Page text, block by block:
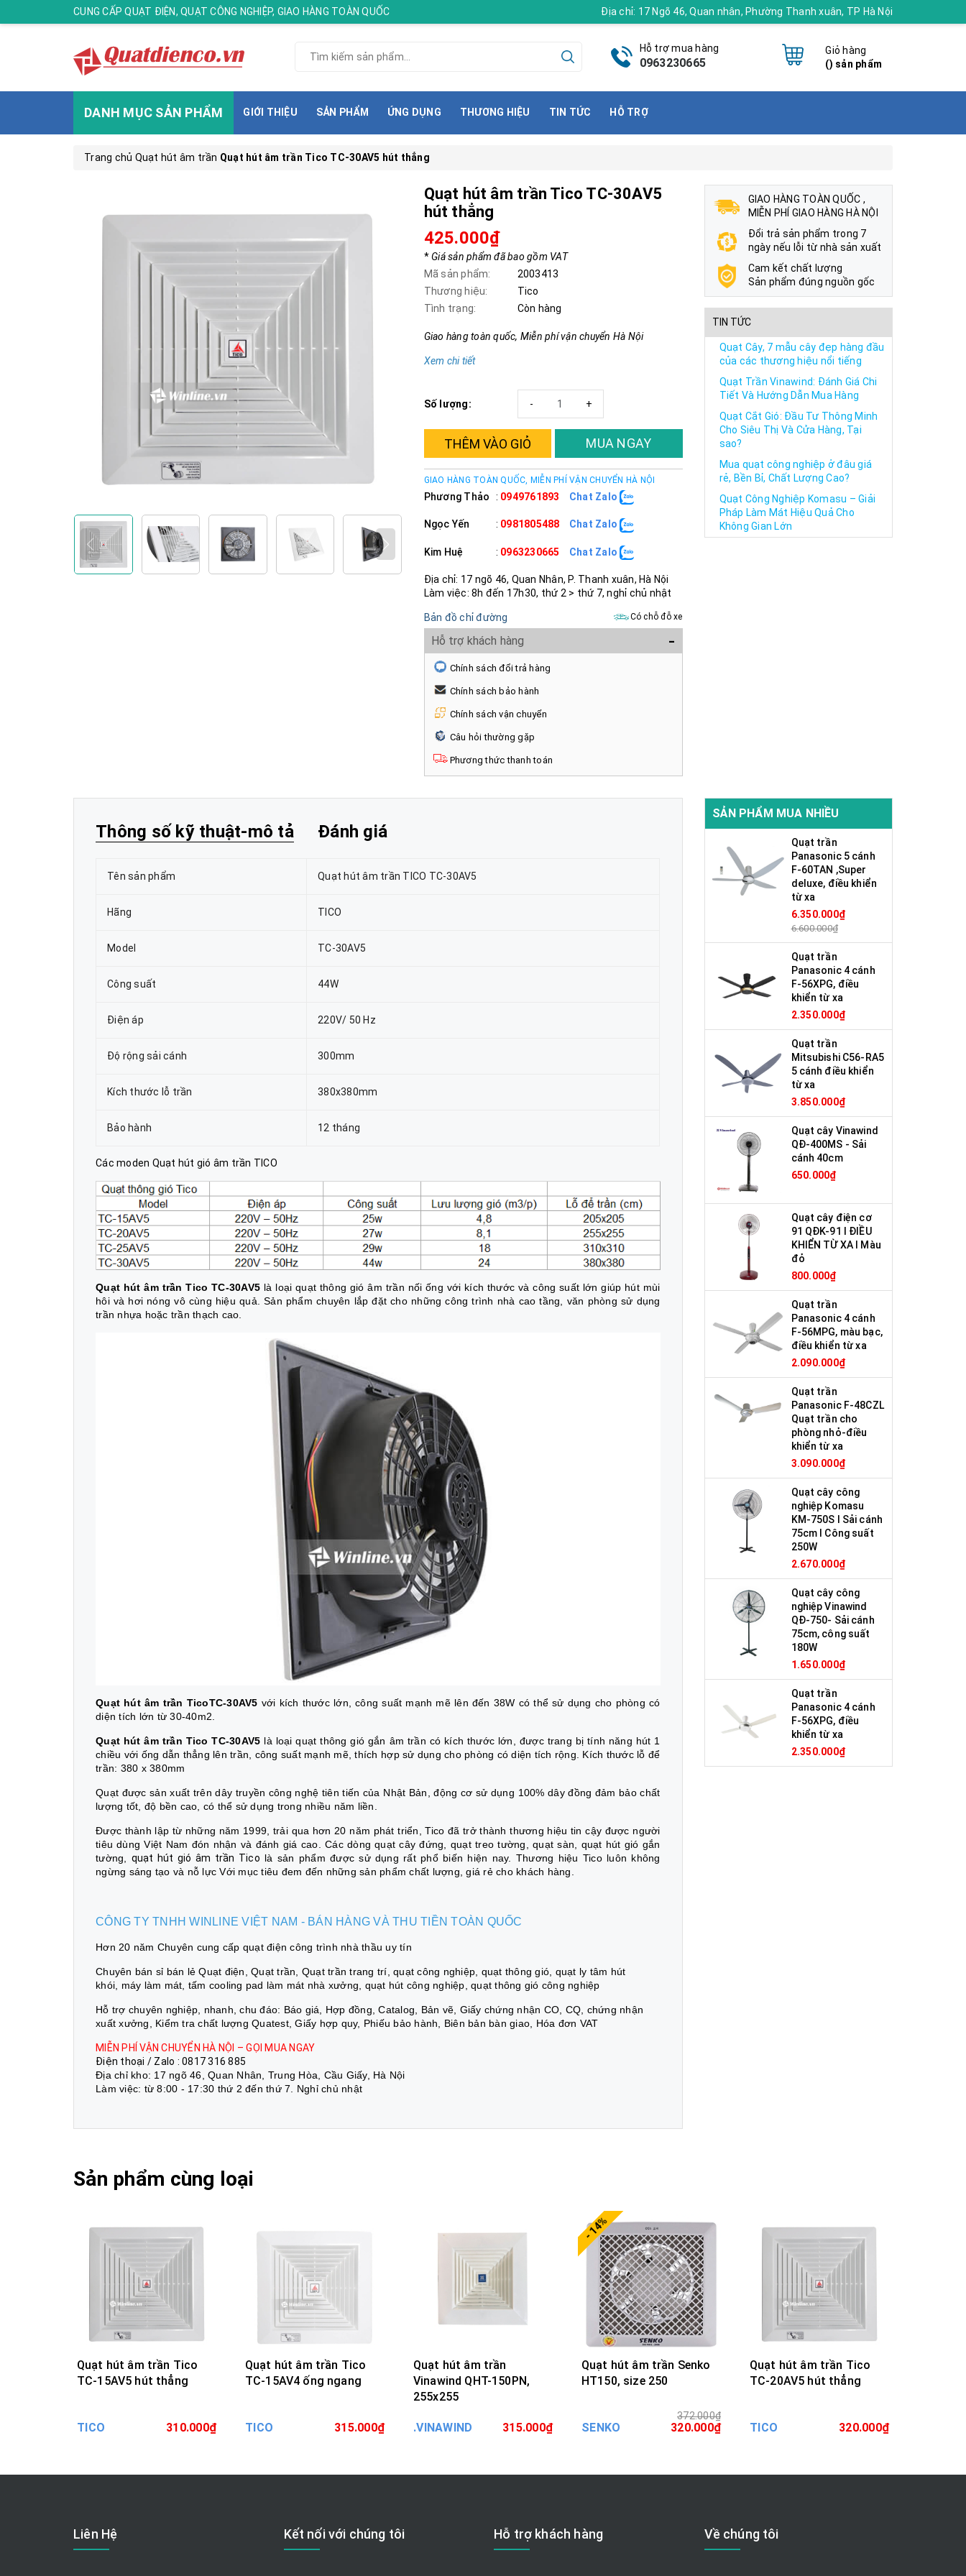
CUNG CẤP QUẠT ĐIỆN, QUẠT CÔNG NGHIỆP, GIAO HÀNG TOÀN QUỐC Địa chỉ: 17 Ngõ 46, Quan nhân, Phường Thanh xuân, TP Hà Nội
Hỗ trợ mua hàng
0963230665
Giỏ hàng
() sản phẩm
DANH MỤC SẢN PHẨM GIỚI THIỆU SẢN PHẨM ỨNG DỤNG THƯƠNG HIỆU TIN TỨC HỖ TRỢ
Trang chủ Quạt hút âm trần Quạt hút âm trần Tico TC-30AV5 hút thẳng
Quạt hút âm trần Tico TC-30AV5
hút thẳng
425.000₫
*Giá sản phẩm đã bao gồm VAT
Mã sản phẩm:
2003413
Thương hiệu:
Tico
Tình trạng:
Còn hàng
Giao hàng toàn quốc, Miễn phí vận chuyển Hà Nội
Xem chi tiết
Số lượng: +
-
THÊM VÀO GIỎ MUA NGAY
GIAO HÀNG TOÀN QUỐC, MIỄN PHÍ VẬN CHUYỂN HÀ NỘI
Phương Thảo : 0949761893 Chat Zalo
Ngọc Yến : 0981805488 Chat Zalo
Kim Huệ : 0963230665 Chat Zalo
Địa chỉ: 17 ngõ 46, Quan Nhân, P. Thanh xuân, Hà Nội
Làm việc: 8h đến 17h30, thứ 2 > thứ 7, nghỉ chủ nhật
Bản đồ chỉ đường Có chỗ đỗ xe
Hỗ trợ khách hàng -
Chính sách đổi trả hàng
Chính sách bảo hành
Chính sách vận chuyển
Câu hỏi thường gặp
Phương thức thanh toán
GIAO HÀNG TOÀN QUỐC ,
MIỄN PHÍ GIAO HÀNG HÀ NỘI
Đổi trả sản phẩm trong 7
ngày nếu lỗi từ nhà sản xuất
Cam kết chất lượng
Sản phẩm đúng nguồn gốc
TIN TỨC
Quạt Cây, 7 mẫu cây đẹp hàng đầu
của các thương hiệu nổi tiếng
Quạt Trần Vinawind: Đánh Giá Chi
Tiết Và Hướng Dẫn Mua Hàng
Quạt Cắt Gió: Đầu Tư Thông Minh
Cho Siêu Thị Và Cửa Hàng, Tại
sao?
Mua quạt công nghiệp ở đâu giá
rẻ, Bền Bỉ, Chất Lượng Cao?
Quạt Công Nghiệp Komasu – Giải
Pháp Làm Mát Hiệu Quả Cho
Không Gian Lớn
Thông số kỹ thuật-mô tả Đánh giá
Tên sản phẩm Quạt hút âm trần TICO TC-30AV5
Hãng TICO
Model TC-30AV5
Công suất 44W
Điện áp 220V/ 50 Hz
Độ rộng sải cánh 300mm
Kích thước lỗ trần 380x380mm
Bảo hành 12 tháng
Các moden Quạt hút gió âm trần TICO
Quạt hút âm trần Tico TC-30AV5 là loại quạt thông gió âm trần nối ống với kích thước và công suất lớn giúp hút mùi
hôi và hơi nóng vô cùng hiệu quả. Sản phẩm chuyên lắp đặt cho những công trình nhà cao tầng, văn phòng sử dụng
trần nhựa hoặc trần thạch cao.
Quạt hút âm trần TicoTC-30AV5 với kích thước lớn, công suất mạnh mẽ lên đến 38W có thể sử dụng cho phòng có
diện tích lớn từ 30-40m2.
Quạt hút âm trần Tico TC-30AV5 là loại quạt thông gió gắn âm trần có kích thước lớn, được trang bị tính năng hút 1
chiều với ống dẫn thẳng lên trần, công suất mạnh mẽ, thích hợp sử dụng cho phòng có diện tích rộng. Kích thước lỗ để
trần: 380 x 380mm
Quạt được sản xuất trên dây truyền công nghệ tiên tiến của Nhật Bản, động cơ sử dụng 100% dây đồng đảm bảo chất
lượng tốt, độ bền cao, có thể sử dụng trong nhiều năm liền.
Được thành lập từ những năm 1999, trải qua hơn 20 năm phát triển, Tico đã trở thành thương hiệu tin cậy được người
tiêu dùng Việt Nam đón nhận và đánh giá cao. Các dòng quạt cây đứng, quạt treo tường, quạt sàn, quạt hút gió gắn
tường,
quạt hút gió âm trần Tico là sản phẩm được sử dụng rất phổ biến hiện nay. Thương hiệu Tico luôn không
ngừng sáng tạo và nỗ lực Với mục tiêu đem đến những sản phẩm chất lượng, giá rẻ cho khách hàng.
CÔNG TY TNHH WINLINE VIỆT NAM - BÁN HÀNG VÀ THU TIỀN TOÀN QUỐC
Hơn 20 năm Chuyên cung cấp quạt điện công trình nhà thầu uy tín
Chuyên bán sỉ bán lẻ Quạt điện, Quạt trần, Quạt trần trang trí, quạt công nghiệp, quạt thông gió, quạt ly tâm hút
khói, máy làm mát, tấm cooling pad làm mát nhà xưởng, quạt hút công nghiệp, quạt thông gió công nghiệp
Hỗ trợ chuyên nghiệp, nhanh, chu đáo: Báo giá, Hợp đồng, Catalog, Bản vẽ, Giấy chứng nhận CO, CQ, chứng nhận
xuất xưởng, Kiểm tra chất lượng Quatest, Giấy hợp quy, Phiếu bảo hành, Biên bản bàn giao, Hóa đơn VAT
MIỄN PHÍ VẬN CHUYỂN HÀ NỘI – GỌI MUA NGAY
Điện thoại / Zalo : 0817 316 885
Địa chỉ kho: 17 ngõ 46, Quan Nhân, Trung Hòa, Cầu Giấy, Hà Nội
Làm việc: từ 8:00 - 17:30 thứ 2 đến thứ 7. Nghỉ chủ nhật
SẢN PHẨM MUA NHIỀU
Quạt trần
Panasonic 5 cánh
F-60TAN ,Super
deluxe, điều khiển
từ xa
6.350.000₫
6.600.000₫
Quạt trần
Panasonic 4 cánh
F-56XPG, điều
khiển từ xa
2.350.000₫
Quạt trần
Mitsubishi C56-RA5
5 cánh điều khiển
từ xa
3.850.000₫
Quạt cây Vinawind
QĐ-400MS - Sải
cánh 40cm
650.000₫
Quạt cây điện cơ
91 QĐK-91 I ĐIỀU
KHIỂN TỪ XA I Màu
đỏ
800.000₫
Quạt trần
Panasonic 4 cánh
F-56MPG, màu bạc,
điều khiển từ xa
2.090.000₫
Quạt trần
Panasonic F-48CZL
Quạt trần cho
phòng nhỏ-điều
khiển từ xa
3.090.000₫
Quạt cây công
nghiệp Komasu
KM-750S I Sải cánh
75cm I Công suất
250W
2.670.000₫
Quạt cây công
nghiệp Vinawind
QĐ-750- Sải cánh
75cm, công suất
180W
1.650.000₫
Quạt trần
Panasonic 4 cánh
F-56XPG, điều
khiển từ xa
2.350.000₫
Sản phẩm cùng loại
Quạt hút âm trần Tico
TC-15AV5 hút thẳng
TICO 310.000₫
Quạt hút âm trần Tico
TC-15AV4 ống ngang
TICO 315.000₫
Quạt hút âm trần
Vinawind QHT-150PN,
255x255
.VINAWIND 315.000₫
- 14%
Quạt hút âm trần Senko
HT150, size 250
SENKO
372.000₫
320.000₫
MUA HÀNG
Quạt hút âm trần Tico
TC-20AV5 hút thẳng
TICO 320.000₫
Liên Hệ Kết nối với chúng tôi Hỗ trợ khách hàng Về chúng tôi